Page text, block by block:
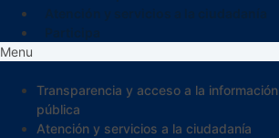
Menu
Transparencia y acceso a la información
pública
Atención y servicios a la ciudadanía